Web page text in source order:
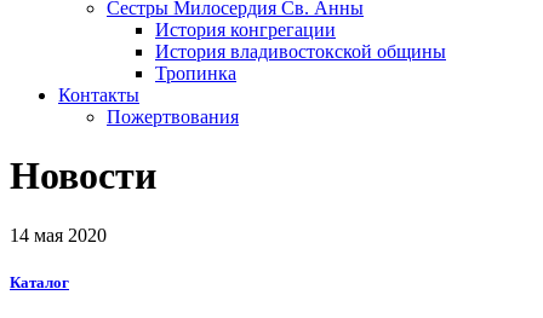
Сестры Милосердия Св. Анны
История конгрегации
История владивостокской общины
Тропинка
Контакты
Пожертвования
Новости
14 мая 2020
Каталог